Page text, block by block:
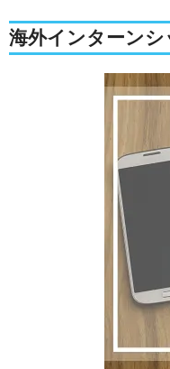
海外インターン